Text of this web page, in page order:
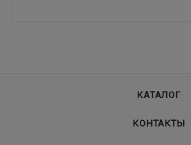
КАТАЛОГ
КОНТАКТЫ